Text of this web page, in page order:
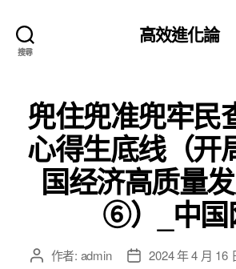
搜尋
高效進化論
兜住兜准兜牢民
心得生底线（开
国经济高质量
⑥）_中国
文 作者: admin
文 2024 年 4 月 16